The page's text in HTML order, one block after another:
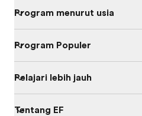
Program menurut usia
Program Populer
Pelajari lebih jauh
Tentang EF